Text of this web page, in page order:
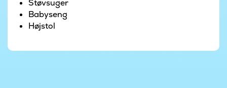
Støvsuger
Babyseng
Højstol